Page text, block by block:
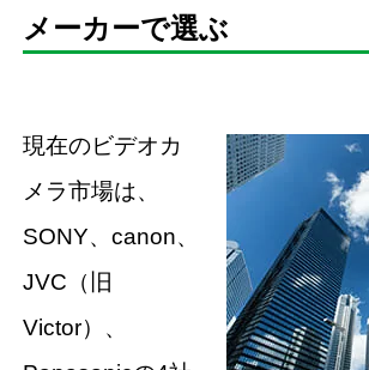
メーカーで選ぶ
現在のビデオカ
メラ市場は、
SONY、canon、
JVC（旧
Victor）、